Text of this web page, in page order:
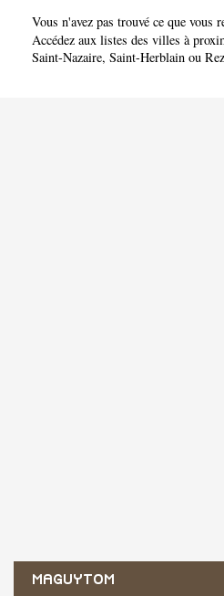
Vous n'avez pas trouvé ce que vous
Accédez aux listes des villes à
Saint-Nazaire, Saint-Herblain ou
MAGUYTOM